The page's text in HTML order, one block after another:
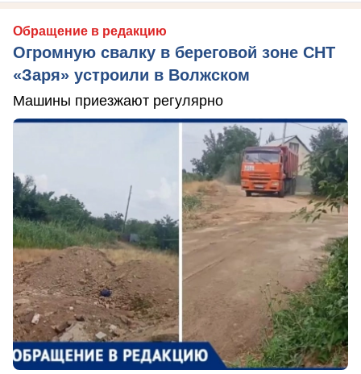
Обращение в редакцию
Огромную свалку в береговой зоне СНТ
«Заря» устроили в Волжском
Машины приезжают регулярно